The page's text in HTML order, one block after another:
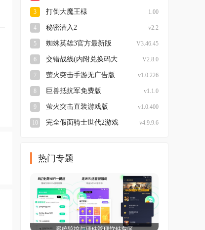
3 打倒大魔王様 1.00
4 秘密潜入2 v2.2
5 蜘蛛英雄3官方最新版 V3.46.45
6
交错战线(内附兑换码大
V2.8.0
7 萤火突击手游无广告版 v1.0.226
8 巨兽抵抗军免费版 v1.1.0
9 萤火突击直装游戏版 v1.0.400
10
完全假面骑士世代2游戏
v4.9.9.6
热门专题